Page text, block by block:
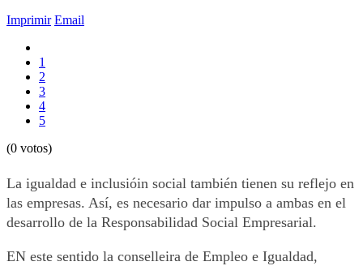
Imprimir Email
1
2
3
4
5
(0 votos)
La igualdad e inclusióin social también tienen su reflejo en
las empresas. Así, es necesario dar impulso a ambas en el
desarrollo de la Responsabilidad Social Empresarial.
EN este sentido la conselleira de Empleo e Igualdad,